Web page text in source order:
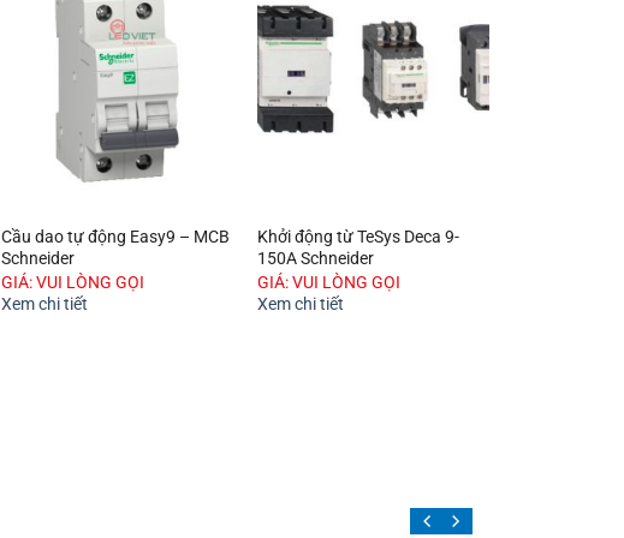
Cầu dao tự động Easy9 – MCB
Schneider
GIÁ: VUI LÒNG GỌI
Xem chi tiết
Khởi động từ TeSys Deca 9-
150A Schneider
GIÁ: VUI LÒNG GỌI
Xem chi tiết